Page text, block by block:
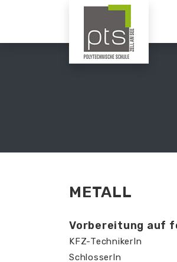
METALL
Vorbereitung auf
KFZ-TechnikerIn
SchlosserIn